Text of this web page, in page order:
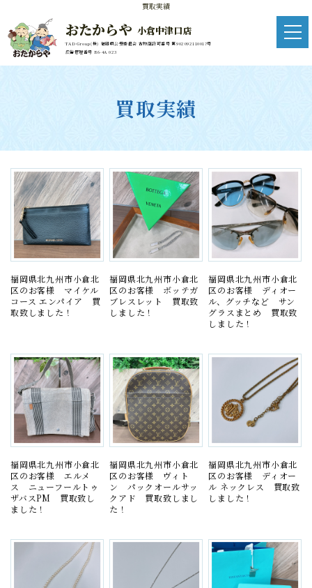
買取実績
おたからや 小倉中津口店
TAD Group(株) 福岡県公安委員会 古物商許可番号 第902092110017号
広告管理番号 R6-4A 023
買取実績
福岡県北九州市小倉北
区のお客様 マイケル
コース エンパイア 買
取致しました！
福岡県北九州市小倉北
区のお客様 ボッテガ
ブレスレット 買取致
しました！
福岡県北九州市小倉北
区のお客様 ディオー
ル、グッチなど サン
グラスまとめ 買取致
しました！
福岡県北九州市小倉北
区のお客様 エルメ
ス ニューフールトゥ
ザバスPM 買取致し
ました！
福岡県北九州市小倉北
区のお客様 ヴィト
ン パックオールサッ
クアド 買取致しまし
た！
福岡県北九州市小倉北
区のお客様 ディオー
ル ネックレス 買取致
しました！